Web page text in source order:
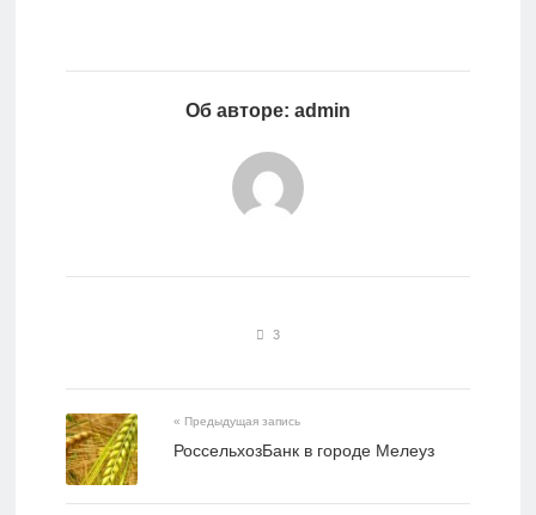
Об авторе: admin
3
« Предыдущая запись
РоссельхозБанк в городе Мелеуз